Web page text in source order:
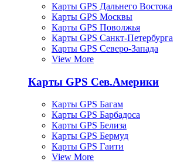
Карты GPS Дальнего Востока
Карты GPS Москвы
Карты GPS Поволжья
Карты GPS Санкт-Петербурга
Карты GPS Северо-Запада
View More
Карты GPS Сев.Америки
Карты GPS Багам
Карты GPS Барбадоса
Карты GPS Белиза
Карты GPS Бермуд
Карты GPS Гаити
View More